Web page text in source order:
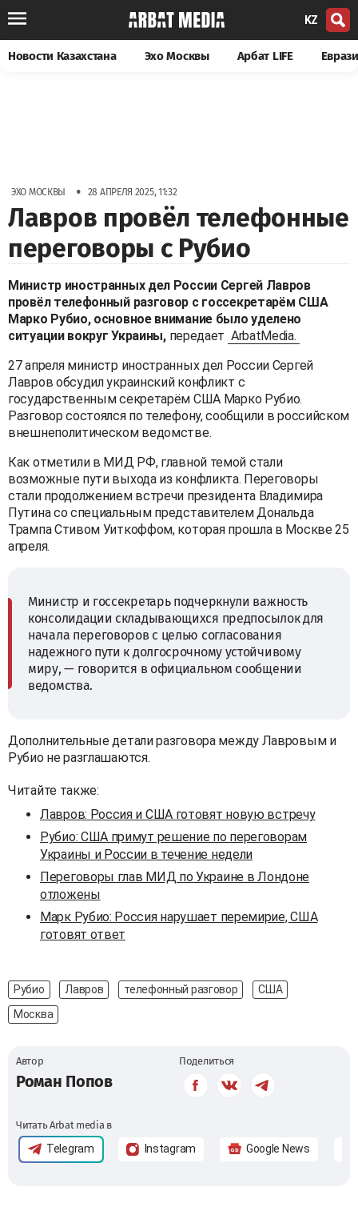
KZ
Новости Казахстана Эхо Москвы Арбат LIFE
ЭХО МОСКВЫ • 28 АПРЕЛЯ 2025, 11:32
Лавров провёл телефонные
переговоры с Рубио
Министр иностранных дел России Сергей Лавров
провёл телефонный разговор с госсекретарём США
Марко Рубио, основное внимание было уделено
ситуации вокруг Украины,передает ArbatMedia.
27 апреля министр иностранных дел России Сергей
Лавров обсудил украинский конфликт с
государственным секретарём США Марко Рубио.
Разговор состоялся по телефону, сообщили в российском
внешнеполитическом ведомстве.
Как отметили в МИД РФ, главной темой стали
возможные пути выхода из конфликта. Переговоры
стали продолжением встречи президента Владимира
Путина со специальным представителем Дональда
Трампа Стивом Уиткоффом, которая прошла в Москве 25
апреля.
Министр и госсекретарь подчеркнули важность
консолидации складывающихся предпосылок для
начала переговоров с целью согласования
надежного пути к долгосрочному устойчивому
миру, — говорится в официальном сообщении
ведомства.
Дополнительные детали разговора между Лавровым и
Рубио не разглашаются.
Читайте также:
Лавров: Россия и США готовят новую встречу
Рубио: США примут решение по переговорам
Украины и России в течение недели
Переговоры глав МИД по Украине в Лондоне
отложены
Марк Рубио: Россия нарушает перемирие, США
готовят ответ
Рубио Лавров телефонный разговор
США
Москва
Автор
Роман Попов
Поделиться
Читать Arbat media в
Telegram Instagram Google News